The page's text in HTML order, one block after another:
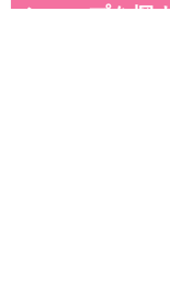
ショップを探